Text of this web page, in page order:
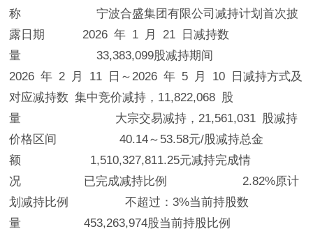
称 宁波合盛集团有限公司减持计划首次披
露日期 2026 年 1 月 21 日减持数
量 33,383,099股减持期间
2026 年 2 月 11 日～2026 年 5 月 10 日减持方式及
对应减持数 集中竞价减持，11,822,068 股
量 大宗交易减持，21,561,031 股减持
价格区间 40.14～53.58元/股减持总金
额 1,510,327,811.25元减持完成情
况 已完成减持比例 2.82%原计
划减持比例 不超过：3%当前持股数
量 453,263,974股当前持股比例